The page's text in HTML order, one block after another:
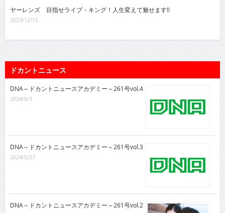
ヤーレンズ 目指せライブ・キング！人生変えて魅せます!!
2023/12/15
ドカントニュース
DNA～ドカントニュースアカデミー～261号vol.4
2024/6/3
DNA～ドカントニュースアカデミー～261号vol.3
2024/5/27
DNA～ドカントニュースアカデミー～261号vol.2